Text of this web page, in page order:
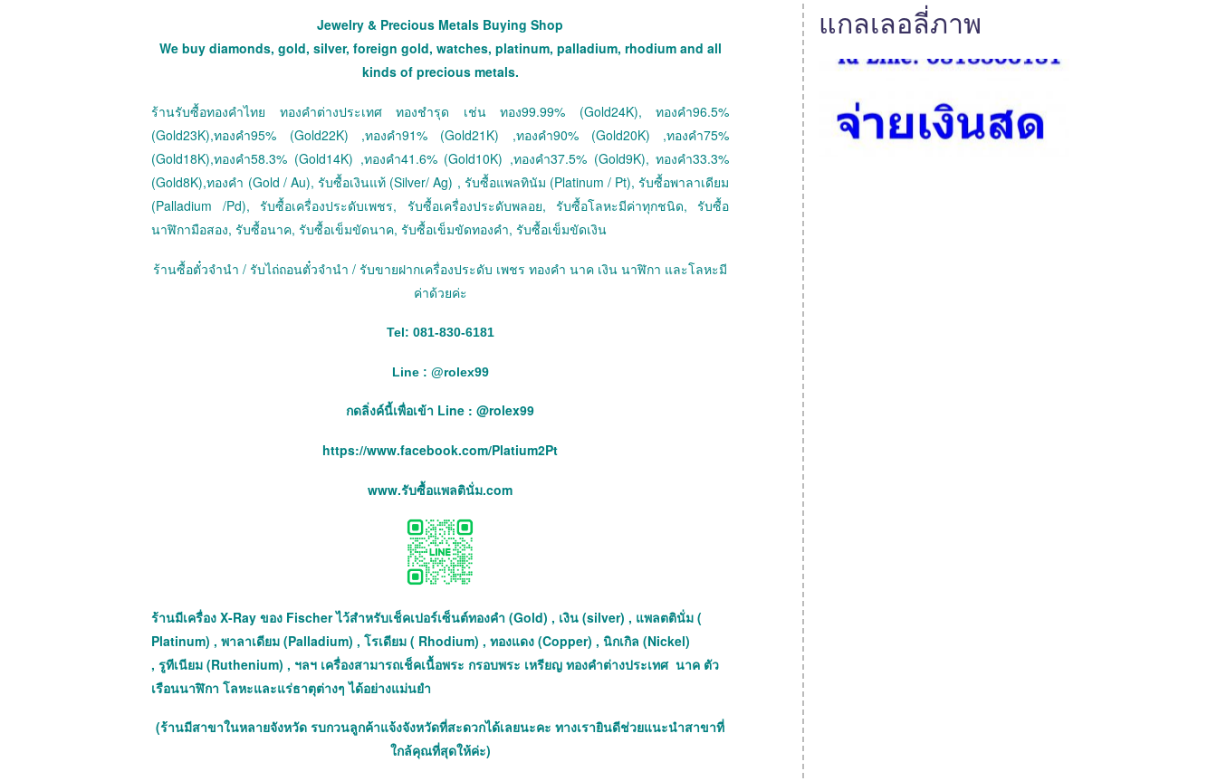
Jewelry & Precious Metals Buying Shop
We buy diamonds, gold, silver, foreign gold, watches, platinum, palladium, rhodium and all
kinds of precious metals.
ร้านรับซื้อทองคำไทย ทองคำต่างประเทศ ทองชำรุด เช่น ทอง99.99% (Gold24K), ทองคำ96.5%
(Gold23K),ทองคำ95% (Gold22K) ,ทองคำ91% (Gold21K) ,ทองคำ90% (Gold20K) ,ทองคำ75%
(Gold18K),ทองคำ58.3% (Gold14K) ,ทองคำ41.6% (Gold10K) ,ทองคำ37.5% (Gold9K), ทองคำ33.3%
(Gold8K),ทองคำ (Gold / Au), รับซื้อเงินแท้ (Silver/ Ag) , รับซื้อแพลทินัม (Platinum / Pt), รับซื้อพาลาเดียม
(Palladium /Pd), รับซื้อเครื่องประดับเพชร, รับซื้อเครื่องประดับพลอย, รับซื้อโลหะมีค่าทุกชนิด, รับซื้อ
นาฬิกามือสอง, รับซื้อนาค, รับซื้อเข็มขัดนาค, รับซื้อเข็มขัดทองคำ, รับซื้อเข็มขัดเงิน
ร้านซื้อตั๋วจำนำ / รับไถ่ถอนตั๋วจำนำ / รับขายฝากเครื่องประดับ เพชร ทองคำ นาค เงิน นาฬิกา และโลหะมี
ค่าด้วยค่ะ
Tel: 081-830-6181
Line : @rolex99
กดลิ่งค์นี้เพื่อเข้า Line : @rolex99
https://www.facebook.com/Platium2Pt
www.รับซื้อแพลตินั่ม.com
ร้านมีเครื่อง X-Ray ของ Fischer ไว้สำหรับเช็คเปอร์เซ็นต์ทองคำ (Gold) , เงิน (silver) , แพลตตินั่ม (
Platinum) , พาลาเดียม (Palladium) , โรเดียม ( Rhodium) , ทองแดง (Copper) , นิกเกิล (Nickel)
, รูทีเนียม (Ruthenium) , ฯลฯ เครื่องสามารถเช็คเนื้อพระ กรอบพระ เหรียญ ทองคำต่างประเทศ นาค ตัว
เรือนนาฬิกา โลหะและแร่ธาตุต่างๆ ได้อย่างแม่นยำ
(ร้านมีสาขาในหลายจังหวัด รบกวนลูกค้าแจ้งจังหวัดที่สะดวกได้เลยนะคะ ทางเรายินดีช่วยแนะนำสาขาที่
ใกล้คุณที่สุดให้ค่ะ)
แกลเลอลี่ภาพ